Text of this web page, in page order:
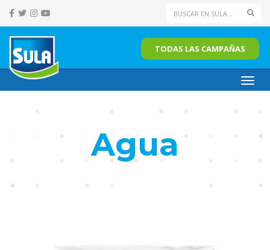
TODAS LAS CAMPAÑAS
Agua